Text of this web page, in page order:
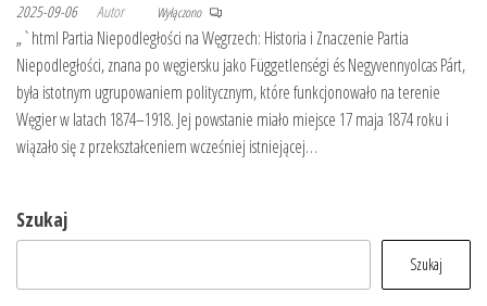
2025-09-06 Autor Wyłączono
„`html Partia Niepodległości na Węgrzech: Historia i Znaczenie Partia
Niepodległości, znana po węgiersku jako Függetlenségi és Negyvennyolcas Párt,
była istotnym ugrupowaniem politycznym, które funkcjonowało na terenie
Węgier w latach 1874–1918. Jej powstanie miało miejsce 17 maja 1874 roku i
wiązało się z przekształceniem wcześniej istniejącej…
Szukaj
Szukaj